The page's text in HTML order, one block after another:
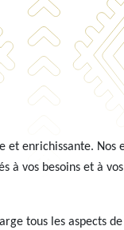
et enrichissante. Nos
à vos besoins et à
tous les aspects